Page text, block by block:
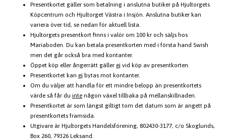
Presentkortet gäller som betalning i anslutna butiker på Hjultorgets
Köpcentrum och Hjultorget Västra i Insjön. Anslutna butiker kan
variera över tid, se nedan för aktuell lista.
Hjultorgets presentkort finns i valör om 100 kr och säljs hos
Mariaboden. Du kan betala presentkorten med i första hand Swish
men det går också bra med kontanter.
Öppet köp eller ångerrätt gäller ej vid köp av presentkorten.
Presentkortet kan ej bytas mot kontanter.
Om du väljer att handla för ett mindre belopp än presentkortets
värde så får du inte någon växel tillbaka på mellanskillnaden.
Presentkortet är som längst giltigt tom det datum som är angett på
presentkortets framsida.
Utgivare är Hjultorgets Handelsförening, 802430-3177, c/o Skoglunds,
Box 260, 79326 Leksand.